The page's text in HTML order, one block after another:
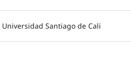
Santiago de Cali